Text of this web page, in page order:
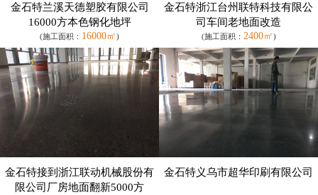
金石特兰溪天德塑胶有限公司
16000方本色钢化地坪
(施工面积： 16000㎡)
金石特浙江台州联特科技有限公
司车间老地面改造
(施工面积： 2400㎡)
金石特接到浙江联动机械股份有
限公司厂房地面翻新5000方
金石特义乌市超华印刷有限公司